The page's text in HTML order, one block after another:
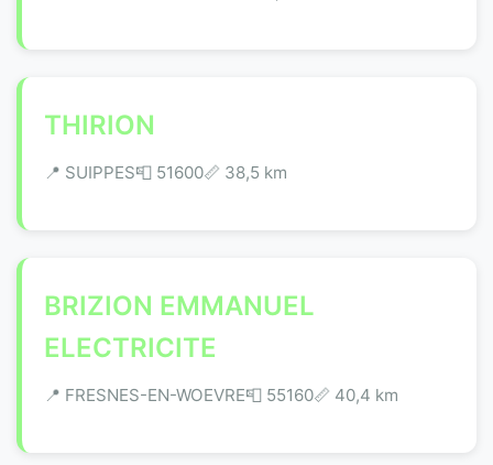
THIRION
📍 SUIPPES📮 51600📏 38,5 km
BRIZION EMMANUEL
ELECTRICITE
📍 FRESNES-EN-WOEVRE📮 55160📏 40,4 km